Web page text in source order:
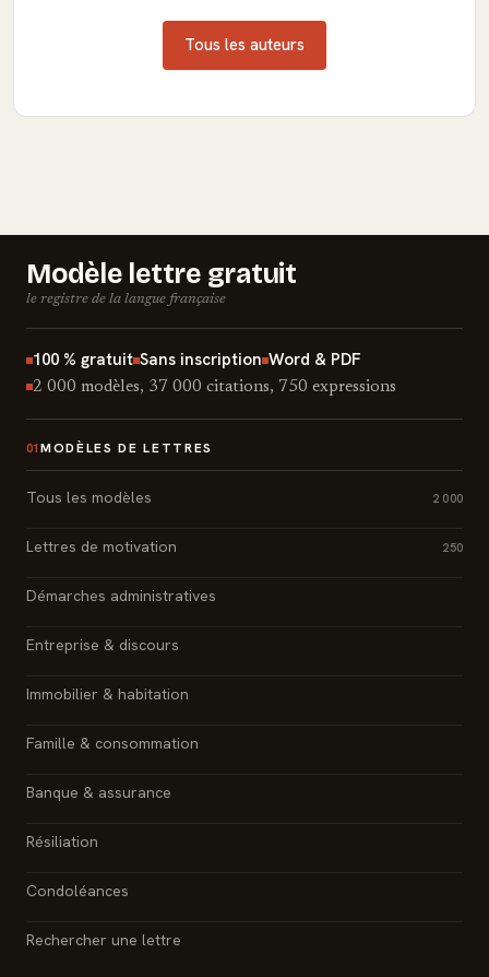
Tous les auteurs
Modèle lettre gratuit
le registre de la langue française
100 % gratuit Sans inscription Word & PDF
2 000 modèles, 37 000 citations, 750 expressions
01 MODÈLES DE LETTRES
Tous les modèles 2 000
Lettres de motivation 250
Démarches administratives
Entreprise & discours
Immobilier & habitation
Famille & consommation
Banque & assurance
Résiliation
Condoléances
Rechercher une lettre